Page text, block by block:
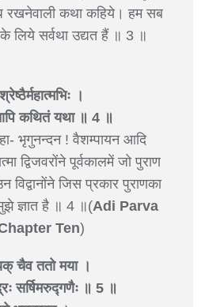
रखनेवाली कथा कहिये। हम सब
सर्वथा उद्यत हैं ॥ 3 ॥
।
कथितं यथा ॥ 4 ॥
भृगुनन्दन ! वैशम्पायन आदि
द्विजवरोंने पूर्वकालमें जो पुराण
विद्वानोंने जिस प्रकार पुराणका
ज्ञात है ॥ 4 ॥(Adi Parva
Ten)
चैव ततो मया ।
सर्षिमरुद्गणैः ॥ 5 ॥